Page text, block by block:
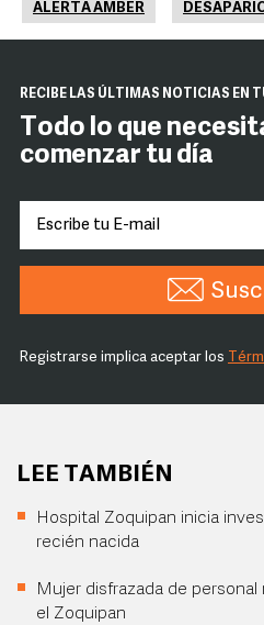
ALERTA AMBER
RECIBE LAS ÚLTIMAS NOTICIAS EN
Todo lo que
comenzar tu día
Registrarse implica aceptar los
LEE TAMBIÉN
Hospital Zoquipan inicia
recién nacida
Mujer disfrazada de
el Zoquipan